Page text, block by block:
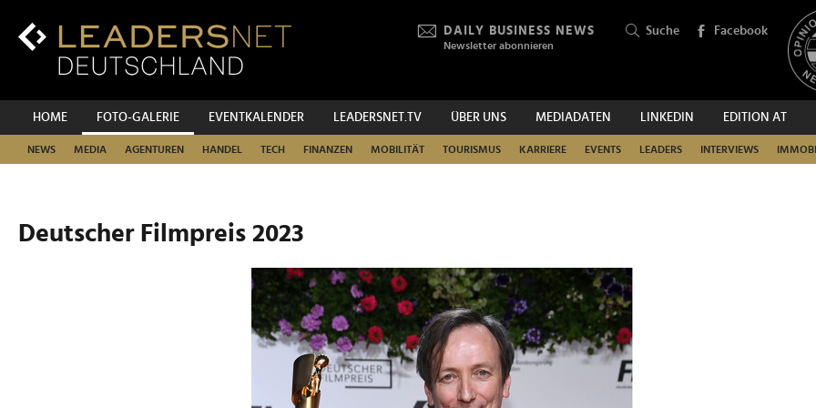
Inhalt
Hauptnavigation
DAILY BUSINESS NEWS
Newsletter abonnieren
Suche Facebook
HOME FOTO-GALERIE EVENTKALENDER LEADERSNET.TV ÜBER UNS MEDIADATEN LINKEDIN EDITION AT
NEWS MEDIA AGENTUREN HANDEL TECH FINANZEN MOBILITÄT TOURISMUS KARRIERE EVENTS LEADERS INTERVIEWS
SUCHEN
Deutscher Filmpreis 2023